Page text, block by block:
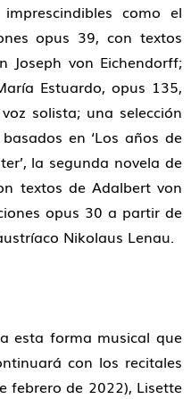
como el
opus 39, con textos
Joseph von Eichendorff;
Estuardo, opus 135,
solista; una selección
en ‘Los años de
la segunda novela de
textos de Adalbert von
opus 30 a partir de
Nikolaus Lenau.
esta forma musical que
con los recitales
febrero de 2022), Lisette